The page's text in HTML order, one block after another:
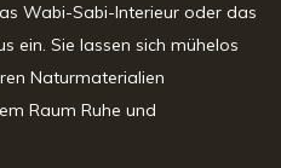
Wabi-Sabi-Interieur oder das
ein. Sie lassen sich mühelos
Naturmaterialien
Raum Ruhe und